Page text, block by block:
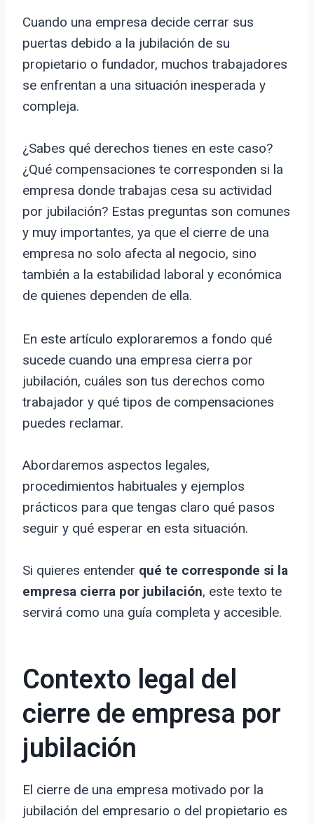
Cuando una empresa decide cerrar sus
puertas debido a la jubilación de su
propietario o fundador, muchos trabajadores
se enfrentan a una situación inesperada y
compleja.
¿Sabes qué derechos tienes en este caso?
¿Qué compensaciones te corresponden si la
empresa donde trabajas cesa su actividad
por jubilación? Estas preguntas son comunes
y muy importantes, ya que el cierre de una
empresa no solo afecta al negocio, sino
también a la estabilidad laboral y económica
de quienes dependen de ella.
En este artículo exploraremos a fondo qué
sucede cuando una empresa cierra por
jubilación, cuáles son tus derechos como
trabajador y qué tipos de compensaciones
puedes reclamar.
Abordaremos aspectos legales,
procedimientos habituales y ejemplos
prácticos para que tengas claro qué pasos
seguir y qué esperar en esta situación.
Si quieres entender qué te corresponde si la
empresa cierra por jubilación, este texto te
servirá como una guía completa y accesible.
Contexto legal del
cierre de empresa por
jubilación
El cierre de una empresa motivado por la
jubilación del empresario o del propietario es